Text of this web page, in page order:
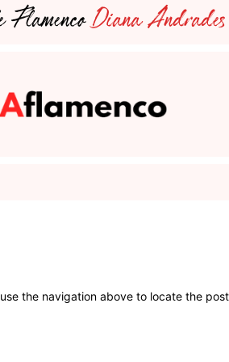
FlamencoDiana Andrades
the navigation above to locate the